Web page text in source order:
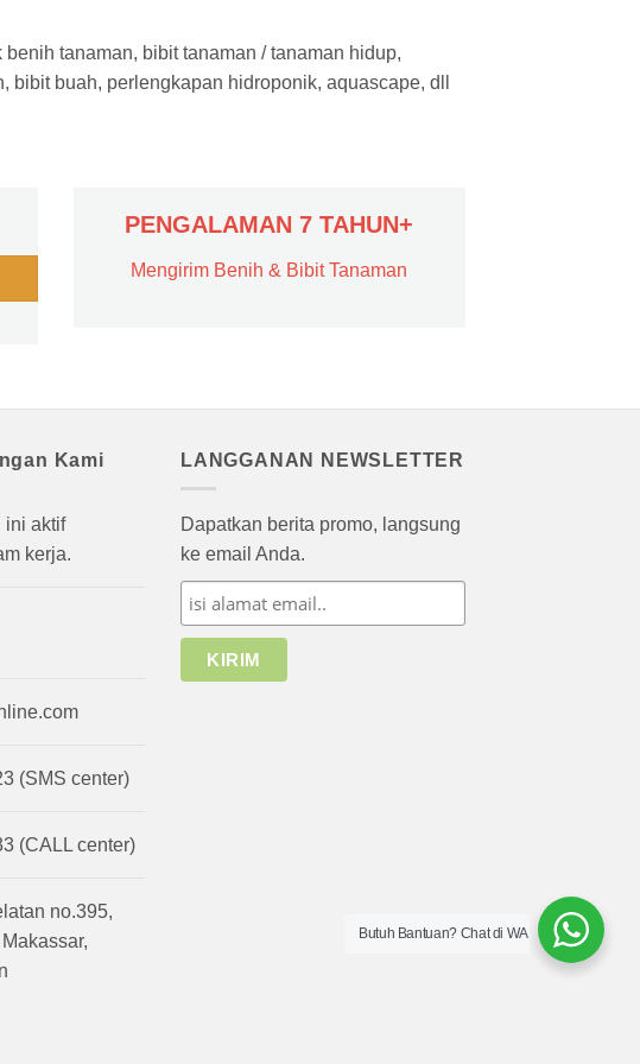
tanaman, bibit tanaman / tanaman hidup,
buah, perlengkapan hidroponik, aquascape, dll
PENGALAMAN 7 TAHUN+
Mengirim Benih & Bibit Tanaman
Kami
ini aktif
kerja.
(SMS center)
(CALL center)
no.395,
LANGGANAN NEWSLETTER
Dapatkan berita promo, langsung
ke email Anda.
Butuh Bantuan? Chat di WA